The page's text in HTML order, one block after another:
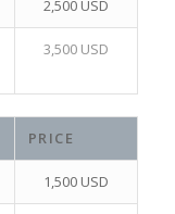
2,500 USD
3,500 USD
PRICE
1,500 USD